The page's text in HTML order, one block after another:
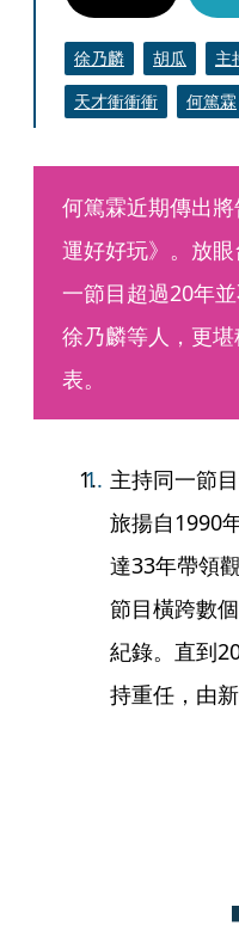
徐乃麟 胡瓜 主
天才衝衝衝
何篤霖
何篤霖近期傳出
運好好玩》。放
一節目超過20年
徐乃麟等人，更
表。
主持同一節
旅揚自1990
達33年帶領
節目橫跨數
紀錄。直到
持重任，由